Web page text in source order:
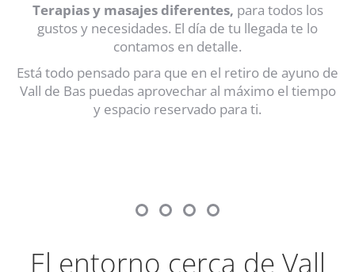
Terapias y masajes diferentes, para todos los
gustos y necesidades. El día de tu llegada te lo
contamos en detalle.
Está todo pensado para que en el retiro de ayuno de
Vall de Bas puedas aprovechar al máximo el tiempo
y espacio reservado para ti.
El entorno cerca de Vall